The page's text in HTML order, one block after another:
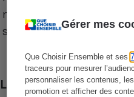
Gérer mes
Que Choisir Ensemble et ses
traceurs pour mesurer
personnaliser les contenus,
promotion et afficher des
niveau de prix des
sur le territoire français.
Les comparaisons de